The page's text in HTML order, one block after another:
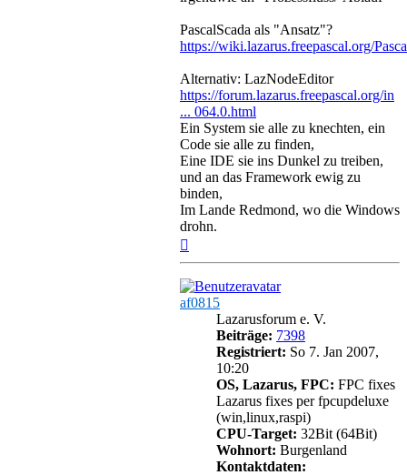
PascalScada als "Ansatz"?
https://wiki.lazarus.freepascal.org/
Alternativ: LazNodeEditor
https://forum.lazarus.freepascal.org/in
... 064.0.html
Ein System sie alle zu knechten, ein
Code sie alle zu finden,
Eine IDE sie ins Dunkel zu treiben,
und an das Framework ewig zu
binden,
Im Lande Redmond, wo die Windows
drohn.
af0815
Lazarusforum e. V.
Beiträge: 7398
Registriert: So 7. Jan 2007,
10:20
OS, Lazarus, FPC: FPC fixes
Lazarus fixes per fpcupdeluxe
(win,linux,raspi)
CPU-Target: 32Bit (64Bit)
Wohnort: Burgenland
Kontaktdaten: